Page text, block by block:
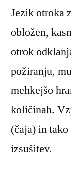
Jezik otroka
obložen,
otrok
požiranju,
mehkejšo
količinah.
(čaja) in
izsušitev.